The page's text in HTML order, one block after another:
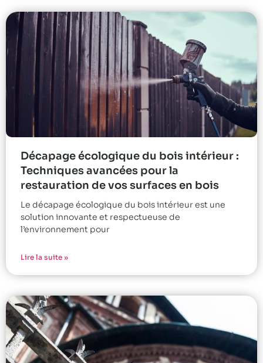
Décapage écologique du bois intérieur :
Techniques avancées pour la
restauration de vos surfaces en bois
Le décapage écologique du bois intérieur est une
solution innovante et respectueuse de
l’environnement pour
Lire la suite »